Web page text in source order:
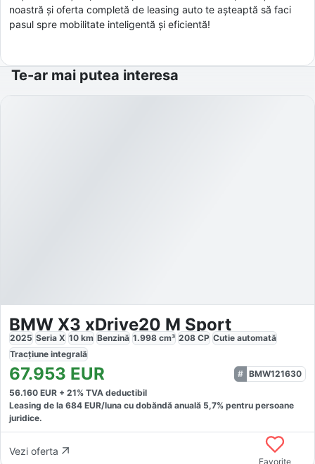
noastră și oferta completă de leasing auto te așteaptă să faci
pasul spre mobilitate inteligentă și eficientă!
Te-ar mai putea interesa
BMW X3 xDrive20 M Sport
2025 Seria X 10 km Benzină 1.998 cm³ 208 CP Cutie automată
Tracțiune integrală
67.953 EUR
BMW121630
56.160 EUR + 21% TVA deductibil
Leasing de la 684 EUR/luna cu dobăndă anuală 5,7% pentru persoane
juridice.
Vezi oferta
Favorite